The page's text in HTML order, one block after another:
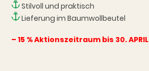
Stilvoll und praktisch
Lieferung im Baumwollbeutel
– 15 % Aktionszeitraum bis 30. APRIL